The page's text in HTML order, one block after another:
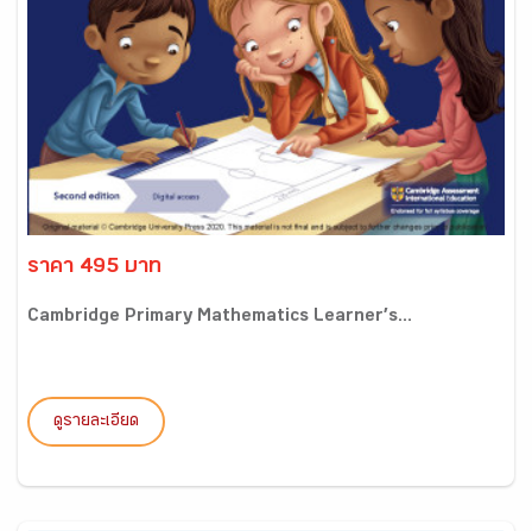
ราคา 495 บาท
Cambridge Primary Mathematics Learner’s...
ดูรายละเอียด